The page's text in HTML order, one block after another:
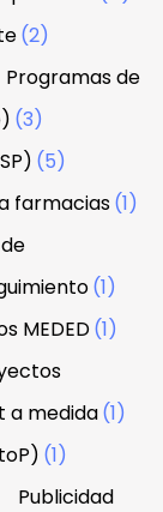
(2)
Programas de
(3)
(5)
farmacias(1)
(1)
MEDED(1)
a medida(1)
(1)
Publicidad